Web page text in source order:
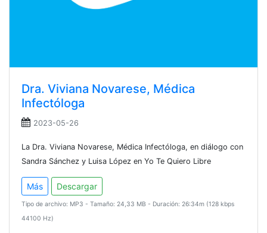
Dra. Viviana Novarese, Médica
Infectóloga
2023-05-26
La Dra. Viviana Novarese, Médica Infectóloga, en diálogo con
Sandra Sánchez y Luisa López en Yo Te Quiero Libre
Más Descargar
Tipo de archivo: MP3 - Tamaño: 24,33 MB - Duración: 26:34m (128 kbps
44100 Hz)